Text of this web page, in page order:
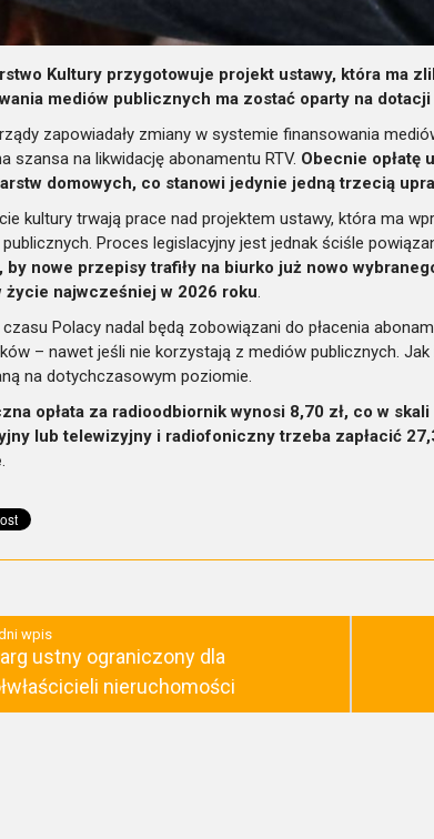
Kultury przygotowuje projekt ustawy, która ma
mediów publicznych ma zostać oparty na
zapowiadały zmiany w systemie finansowania
szansa na likwidację abonamentu RTV. Obecnie opłatę
domowych, co stanowi jedynie jedną trzecią
kultury trwają prace nad projektem ustawy, która ma
Proces legislacyjny jest jednak ściśle
by nowe przepisy trafiły na biurko już nowo
życie najwcześniej w 2026 roku.
Polacy nadal będą zobowiązani do płacenia
– nawet jeśli nie korzystają z mediów publicznych.
na dotychczasowym poziomie.
opłata za radioodbiornik wynosi 8,70 zł, co w
lub telewizyjny i radiofoniczny trzeba zapłacić
.
wpis
ustny ograniczony dla
nieruchomości